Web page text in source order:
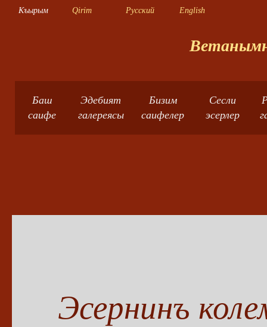
Къырым Qirim Русский English
Баш
саифе
Эдебият
галереясы
Бизим
саифелер
Сесли
эсерлер
Эсернинъ